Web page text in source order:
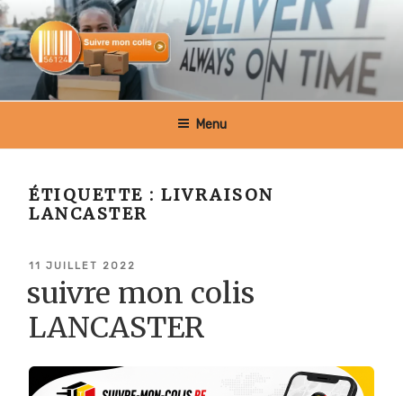
Aller
au
contenu
principal
SUIVRE MON COLIS BELGIQUE
Menu
ÉTIQUETTE :LIVRAISON
LANCASTER
PUBLIÉ
11 JUILLET 2022
suivre mon colis
LANCASTER